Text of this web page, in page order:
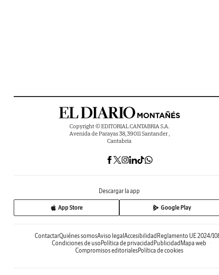
Copyright © EDITORIAL CANTABRIA S.A.
Avenida de Parayas 38, 39011 Santander ,
Cantabria
Descargar la app
App Store Google Play
ContactarQuiénes somosAviso legal Accesibilidad Reglamento UE 2024/
Condiciones de uso Política de privacidad Publicidad Mapa web
Compromisos editorialesPolítica de cookies